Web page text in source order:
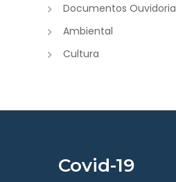
Documentos Ouvidoria
Ambiental
Cultura
Covid-19